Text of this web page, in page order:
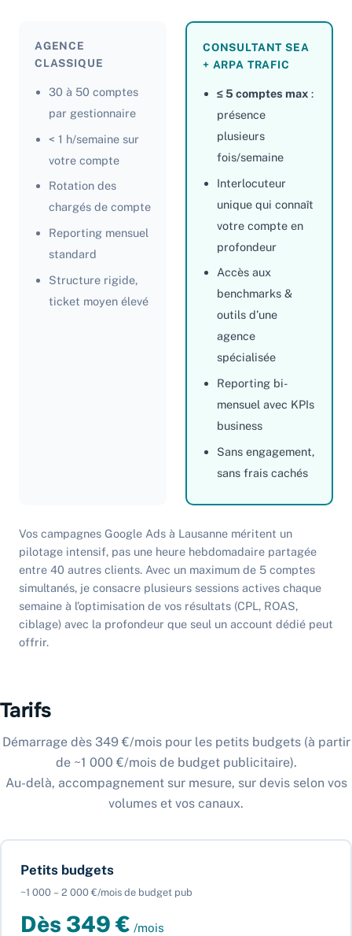
AGENCE
CLASSIQUE
30 à 50 comptes
par gestionnaire
< 1 h/semaine sur
votre compte
Rotation des
chargés de compte
Reporting mensuel
standard
Structure rigide,
ticket moyen élevé
CONSULTANT SEA
+ ARPA TRAFIC
≤ 5 comptes max:
présence
plusieurs
fois/semaine
Interlocuteur
unique qui connaît
votre compte en
profondeur
Accès aux
benchmarks &
outils d’une
agence
spécialisée
Reporting bi-
mensuel avec KPIs
business
Sans engagement,
sans frais cachés
Vos campagnes Google Ads à Lausanne méritent un
pilotage intensif, pas une heure hebdomadaire partagée
entre 40 autres clients. Avec un maximum de 5 comptes
simultanés, je consacre plusieurs sessions actives chaque
semaine à l’optimisation de vos résultats (CPL, ROAS,
ciblage) avec la profondeur que seul un account dédié peut
offrir.
Tarifs
Démarrage dès 349 €/mois pour les petits budgets (à partir
de ~1 000 €/mois de budget publicitaire).
Au-delà, accompagnement sur mesure, sur devis selon vos
volumes et vos canaux.
Petits budgets
~1 000 – 2 000 €/mois de budget pub
Dès 349 € /mois